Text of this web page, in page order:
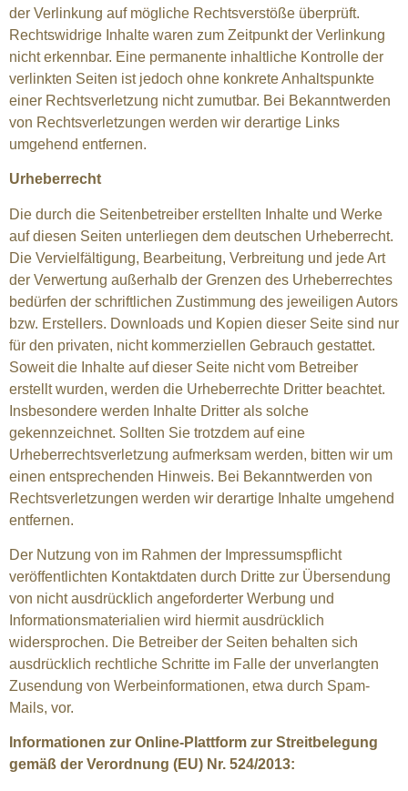
der Verlinkung auf mögliche Rechtsverstöße überprüft.
Rechtswidrige Inhalte waren zum Zeitpunkt der Verlinkung
nicht erkennbar. Eine permanente inhaltliche Kontrolle der
verlinkten Seiten ist jedoch ohne konkrete Anhaltspunkte
einer Rechtsverletzung nicht zumutbar. Bei Bekanntwerden
von Rechtsverletzungen werden wir derartige Links
umgehend entfernen.
Urheberrecht
Die durch die Seitenbetreiber erstellten Inhalte und Werke
auf diesen Seiten unterliegen dem deutschen Urheberrecht.
Die Vervielfältigung, Bearbeitung, Verbreitung und jede Art
der Verwertung außerhalb der Grenzen des Urheberrechtes
bedürfen der schriftlichen Zustimmung des jeweiligen Autors
bzw. Erstellers. Downloads und Kopien dieser Seite sind nur
für den privaten, nicht kommerziellen Gebrauch gestattet.
Soweit die Inhalte auf dieser Seite nicht vom Betreiber
erstellt wurden, werden die Urheberrechte Dritter beachtet.
Insbesondere werden Inhalte Dritter als solche
gekennzeichnet. Sollten Sie trotzdem auf eine
Urheberrechtsverletzung aufmerksam werden, bitten wir um
einen entsprechenden Hinweis. Bei Bekanntwerden von
Rechtsverletzungen werden wir derartige Inhalte umgehend
entfernen.
Der Nutzung von im Rahmen der Impressumspflicht
veröffentlichten Kontaktdaten durch Dritte zur Übersendung
von nicht ausdrücklich angeforderter Werbung und
Informationsmaterialien wird hiermit ausdrücklich
widersprochen. Die Betreiber der Seiten behalten sich
ausdrücklich rechtliche Schritte im Falle der unverlangten
Zusendung von Werbeinformationen, etwa durch Spam-
Mails, vor.
Informationen zur Online-Plattform zur Streitbelegung
gemäß der Verordnung (EU) Nr. 524/2013: